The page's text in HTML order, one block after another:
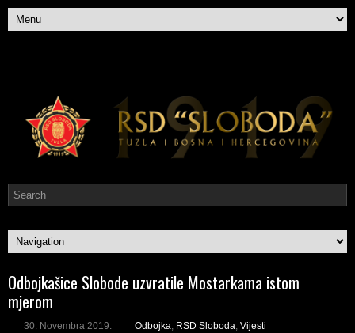
Odbojkašice Slobode uzvratile Mostarkama istom
mjerom
30. Novembra 2019. Odbojka RSD Sloboda Vijesti